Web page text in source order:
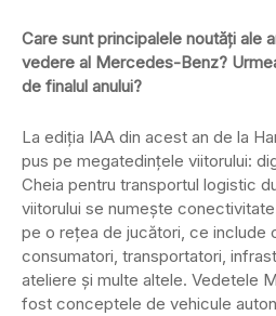
Care sunt principalele noutăți ale
vedere al Mercedes-Benz?
de finalul anului?
La ediția IAA din acest an de la
pus pe megatedințele viitorului:
Cheia pentru transportul logistic
viitorului se numește
pe o rețea de jucători, ce include
consumatori, transportatori,
ateliere și multe altele. Vedetele
fost conceptele de vehicule